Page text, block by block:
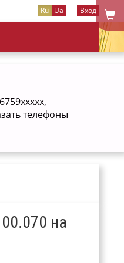
Ru Ua Вход
телефоны
на